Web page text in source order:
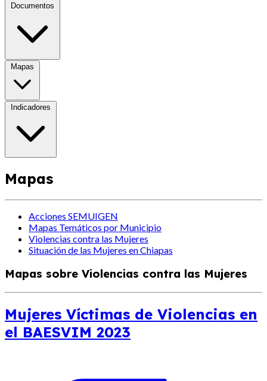
Documentos
Mapas
Indicadores
Mapas
Acciones SEMUIGEN
Mapas Temáticos por Municipio
Violencias contra las Mujeres
Situación de las Mujeres en Chiapas
Mapas sobre Violencias contra las Mujeres
Mujeres Víctimas de Violencias en
el BAESVIM 2023